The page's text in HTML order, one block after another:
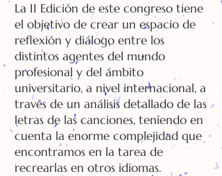
La II Edición de este congreso tiene
el objetivo de crear un espacio de
reflexión y diálogo entre los
distintos agentes del mundo
profesional y del ámbito
universitario, a nivel internacional, a
través de un análisis detallado de las
letras de las canciones, teniendo en
cuenta la enorme complejidad que
encontramos en la tarea de
recrearlas en otros idiomas.